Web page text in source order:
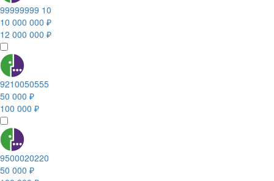
99999999 10
10 000 000 ₽
12 000 000 ₽
9210050555
50 000 ₽
100 000 ₽
9500020220
50 000 ₽